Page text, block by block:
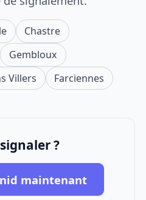
Chastre
Gembloux
Villers Farciennes
?
maintenant